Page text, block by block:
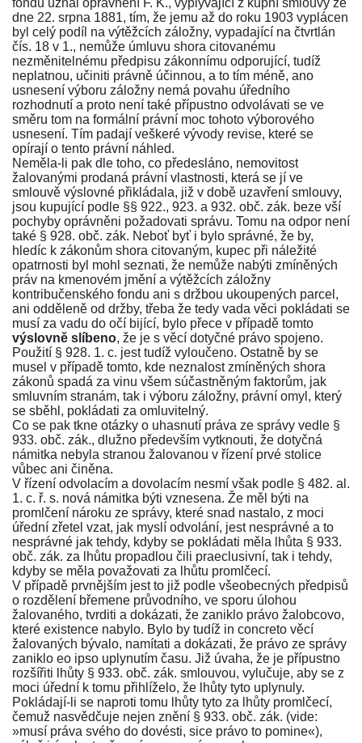
fondu uznal oprávnění F. K., vyplývající z kupní smlouvy ze
dne 22. srpna 1881, tím, že jemu až do roku 1903 vyplácen
byl celý podíl na výtěžcích záložny, vypadající na čtvrtlán
čís. 18 v 1., nemůže úmluvu shora citovanému
nezměnitelnému předpisu zákonnímu odporující, tudíž
neplatnou, učiniti právně účinnou, a to tím méně, ano
usnesení výboru záložny nemá povahu úředního
rozhodnutí a proto není také přípustno odvolávati se ve
směru tom na formální právní moc tohoto výborového
usnesení. Tím padají veškeré vývody revise, které se
opírají o tento právní náhled.
Neměla-li pak dle toho, co předesláno, nemovitost
žalovanými prodaná právní vlastnosti, která se jí ve
smlouvě výslovné přikládala, již v době uzavření smlouvy,
jsou kupující podle §§ 922., 923. a 932. obč. zák. beze vší
pochyby oprávněni požadovati správu. Tomu na odpor není
také § 928. obč. zák. Neboť byť i bylo správné, že by,
hledíc k zákonům shora citovaným, kupec při náležité
opatrnosti byl mohl seznati, že nemůže nabýti zmíněných
práv na kmenovém jmění a výtěžcích záložny
kontribučenského fondu ani s držbou ukoupených parcel,
ani odděleně od držby, třeba že tedy vada věci pokládati se
musí za vadu do očí bijící, bylo přece v případě tomto
výslovně slíbeno, že je s věcí dotyčné právo spojeno.
Použití § 928. 1. c. jest tudíž vyloučeno. Ostatně by se
musel v případě tomto, kde neznalost zmíněných shora
zákonů spadá za vinu všem súčastněným faktorům, jak
smluvním stranám, tak i výboru záložny, právní omyl, který
se sběhl, pokládati za omluvitelný.
Co se pak tkne otázky o uhasnutí práva ze správy vedle §
933. obč. zák., dlužno především vytknouti, že dotyčná
námitka nebyla stranou žalovanou v řízení prvé stolice
vůbec ani činěna.
V řízení odvolacím a dovolacím nesmí však podle § 482. al.
1. c. ř. s. nová námitka býti vznesena. Že měl býti na
promlčení nároku ze správy, které snad nastalo, z moci
úřední zřetel vzat, jak myslí odvolání, jest nesprávné a to
nesprávné jak tehdy, kdyby se pokládati měla lhůta § 933.
obč. zák. za lhůtu propadlou čili praeclusivní, tak i tehdy,
kdyby se měla považovati za lhůtu promlčecí.
V případě prvnějším jest to již podle všeobecných předpisů
o rozdělení břemene průvodního, ve sporu úlohou
žalovaného, tvrditi a dokázati, že zaniklo právo žalobcovo,
které existence nabylo. Bylo by tudíž in concreto věcí
žalovaných bývalo, namítati a dokázati, že právo ze správy
zaniklo eo ipso uplynutím času. Již úvaha, že je přípustno
rozšířiti lhůty § 933. obč. zák. smlouvou, vylučuje, aby se z
moci úřední k tomu přihlíželo, že lhůty tyto uplynuly.
Pokládají-li se naproti tomu lhůty tyto za lhůty promlčecí,
čemuž nasvědčuje nejen znění § 933. obč. zák. (vide:
»musí práva svého do dovésti, sice právo to pomine«),